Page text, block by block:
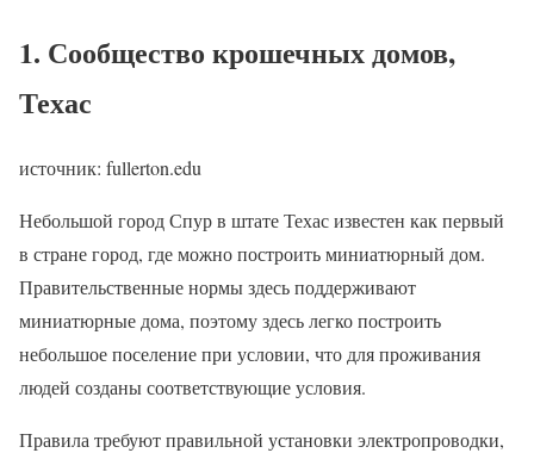
1. Сообщество крошечных домов,
Техас
источник: fullerton.edu
Небольшой город Спур в штате Техас известен как первый
в стране город, где можно построить миниатюрный дом.
Правительственные нормы здесь поддерживают
миниатюрные дома, поэтому здесь легко построить
небольшое поселение при условии, что для проживания
людей созданы соответствующие условия.
Правила требуют правильной установки электропроводки,